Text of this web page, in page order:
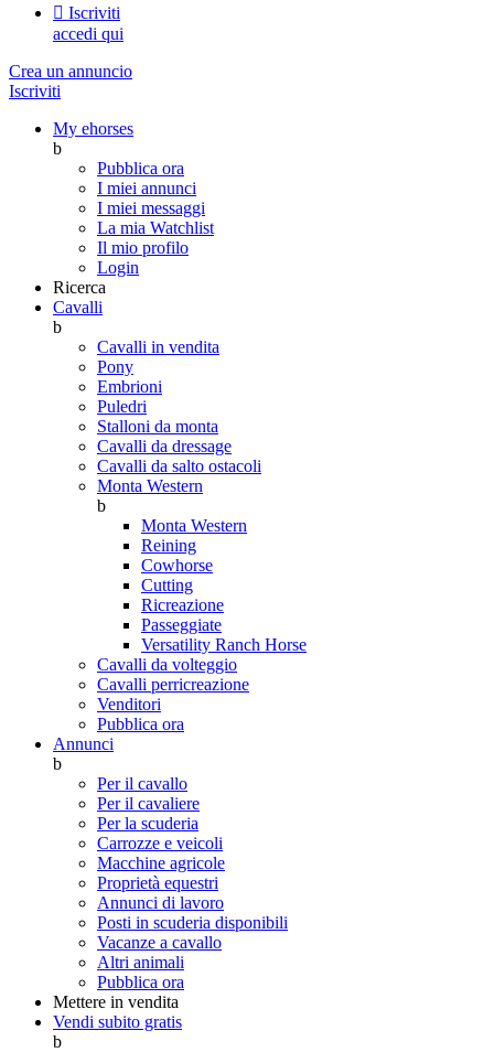
 Iscriviti
accedi qui
Crea un annuncio
Iscriviti
My ehorses
b
Pubblica ora
I miei annunci
I miei messaggi
La mia Watchlist
Il mio profilo
Login
Ricerca
Cavalli
b
Cavalli in vendita
Pony
Embrioni
Puledri
Stalloni da monta
Cavalli da dressage
Cavalli da salto ostacoli
Monta Western
b
Monta Western
Reining
Cowhorse
Cutting
Ricreazione
Passeggiate
Versatility Ranch Horse
Cavalli da volteggio
Cavalli perricreazione
Venditori
Pubblica ora
Annunci
b
Per il cavallo
Per il cavaliere
Per la scuderia
Carrozze e veicoli
Macchine agricole
Proprietà equestri
Annunci di lavoro
Posti in scuderia disponibili
Vacanze a cavallo
Altri animali
Pubblica ora
Mettere in vendita
Vendi subito gratis
b